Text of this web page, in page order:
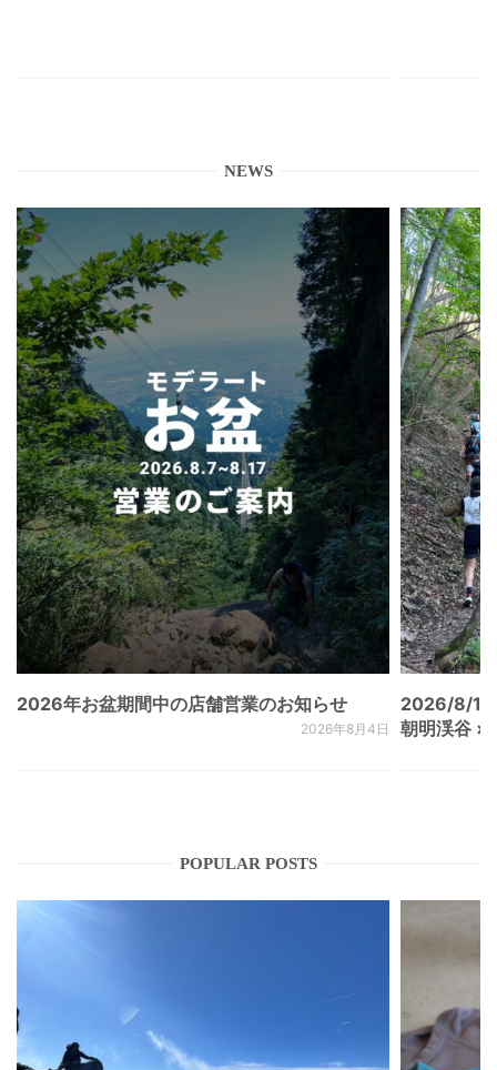
NEWS
2026年お盆期間中の店舗営業のお知らせ
2026年8月4日
2026/8/
朝明渓谷 ×
POPULAR POSTS